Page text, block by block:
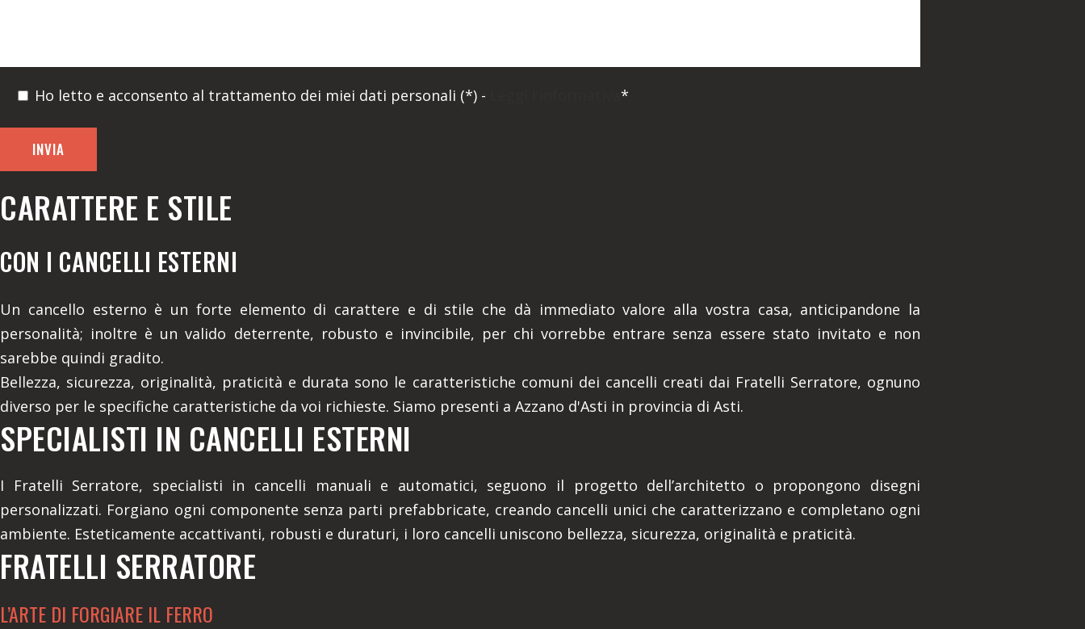
Ho letto e acconsento al trattamento dei miei dati personali (*) - *
CARATTERE E STILE
CON I CANCELLI ESTERNI
Un cancello esterno è un forte elemento di carattere e di stile che dà immediato valore alla vostra casa, anticipandone la
personalità; inoltre è un valido deterrente, robusto e invincibile, per chi vorrebbe entrare senza essere stato invitato e non
sarebbe quindi gradito.
Bellezza, sicurezza, originalità, praticità e durata sono le caratteristiche comuni dei cancelli creati dai Fratelli Serratore, ognuno
diverso per le specifiche caratteristiche da voi richieste. Siamo presenti a Azzano d'Asti in provincia di Asti.
SPECIALISTI IN CANCELLI ESTERNI
I Fratelli Serratore, specialisti in cancelli manuali e automatici, seguono il progetto dell’architetto o propongono disegni
personalizzati. Forgiano ogni componente senza parti prefabbricate, creando cancelli unici che caratterizzano e completano ogni
ambiente. Esteticamente accattivanti, robusti e duraturi, i loro cancelli uniscono bellezza, sicurezza, originalità e praticità.
FRATELLI SERRATORE
L’ARTE DI FORGIARE IL FERRO